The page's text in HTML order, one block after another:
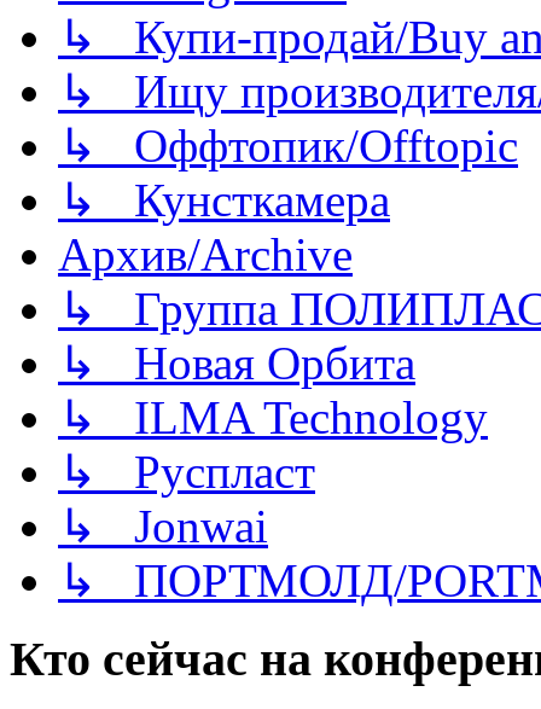
↳ Купи-продай/Buy
↳ Ищу
↳ Оффтопик/Offtopic
↳ Кунсткамера
Архив/Archive
↳ Группа
↳ Новая Орбита
↳ ILMA Technology
↳ Руспласт
↳ Jonwai
↳ ПОРТМОЛД/
Кто сейчас на